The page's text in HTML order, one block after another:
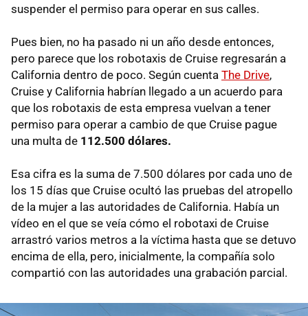
suspender el permiso para operar en sus calles.
Pues bien, no ha pasado ni un año desde entonces,
pero parece que los robotaxis de Cruise regresarán a
California dentro de poco. Según cuenta The Drive,
Cruise y California habrían llegado a un acuerdo para
que los robotaxis de esta empresa vuelvan a tener
permiso para operar a cambio de que Cruise pague
una multa de 112.500 dólares.
Esa cifra es la suma de 7.500 dólares por cada uno de
los 15 días que Cruise ocultó las pruebas del atropello
de la mujer a las autoridades de California. Había un
vídeo en el que se veía cómo el robotaxi de Cruise
arrastró varios metros a la víctima hasta que se detuvo
encima de ella, pero, inicialmente, la compañía solo
compartió con las autoridades una grabación parcial.